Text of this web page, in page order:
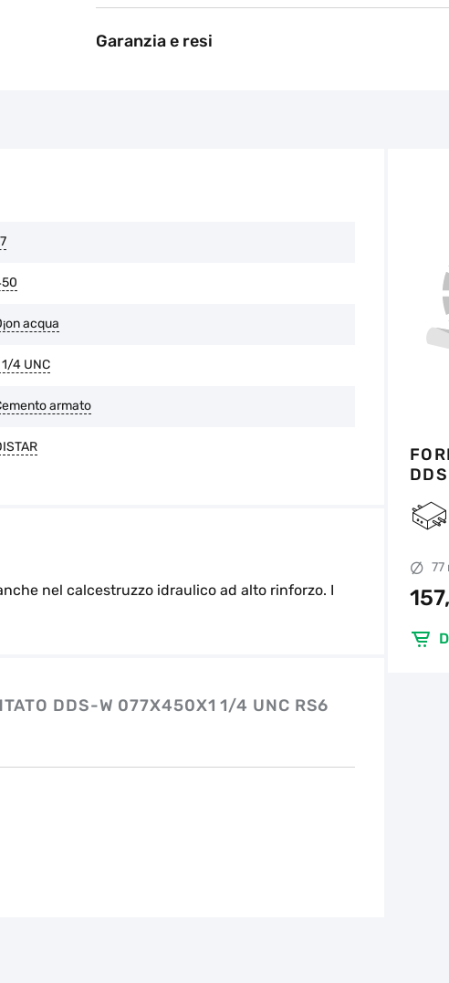
consegna migliore.
(bonifico bancario, carta di pagamento, contanti)
Garanzia e resi
acqua
1/4 UNC
armato
nel calcestruzzo idraulico ad alto rinforzo. I
DDS-W 077X450X1 1/4 UNC RS6
77